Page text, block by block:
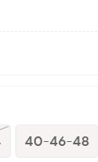
40-46-48